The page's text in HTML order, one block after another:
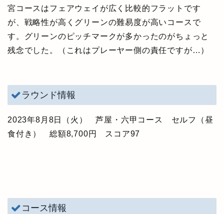
宮コースはフェアウェイが広く比較的フラットです
が、戦略性が高くグリーンの難易度が高いコースで
す。グリーンのピッチマークが多かったのがちょっと
残念でした。（これはプレーヤー側の責任ですが…）
ラウンド情報
2023年8月8日（火） 芦屋・六甲コース セルフ（昼
食付き） 総額8,700円 スコア97
コース情報